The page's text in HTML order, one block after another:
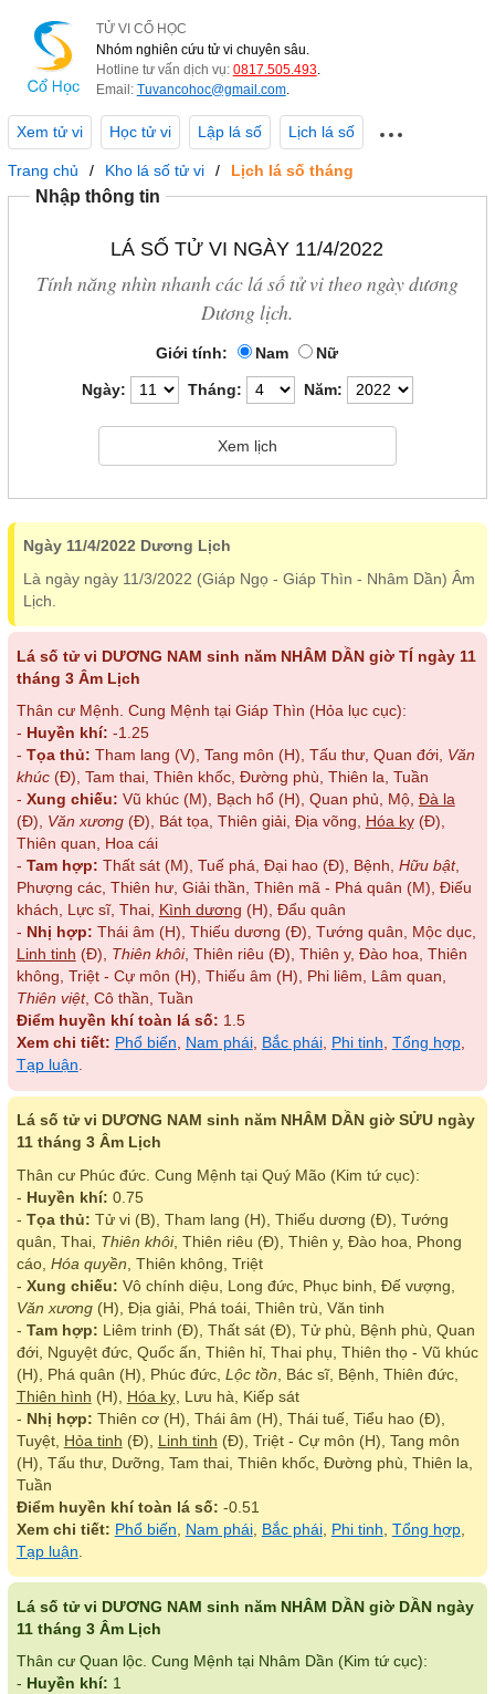
TỬ VI CỔ HỌC
Nhóm nghiên cứu tử vi chuyên sâu.
Hotline tư vấn dịch vụ: 0817.505.493.
Email: Tuvancohoc@gmail.com.
Xem tử vi Học tử vi Lập lá số Lịch lá số
Trang chủ Kho lá số tử vi Lịch lá số tháng
Nhập thông tin
LÁ SỐ TỬ VI NGÀY 11/4/2022
Tính năng nhìn nhanh các lá số tử vi theo ngày dương
Dương lịch.
Giới tính: Nam Nữ
Ngày: Tháng: Năm:
Ngày 11/4/2022 Dương Lịch
Là ngày ngày 11/3/2022 (Giáp Ngọ - Giáp Thìn - Nhâm Dần) Âm
Lịch.
Lá số tử vi DƯƠNG NAM sinh năm NHÂM DẦN giờ TÍ ngày 11
tháng 3 Âm Lịch
Thân cư Mệnh. Cung Mệnh tại Giáp Thìn (Hỏa lục cục):
- Huyền khí: -1.25
- Tọa thủ: Tham lang (V), Tang môn (H), Tấu thư, Quan đới, Văn
khúc(Đ), Tam thai, Thiên khốc, Đường phù, Thiên la, Tuần
- Xung chiếu: Vũ khúc (M), Bạch hổ (H), Quan phủ, Mộ, Đà la
(Đ), Văn xương(Đ), Bát tọa, Thiên giải, Địa võng, Hóa kỵ(Đ),
Thiên quan, Hoa cái
- Tam hợp: Thất sát (M), Tuế phá, Đại hao (Đ), Bệnh, Hữu bật,
Phượng các, Thiên hư, Giải thần, Thiên mã - Phá quân (M), Điếu
khách, Lực sĩ, Thai, Kình dương (H), Đẩu quân
- Nhị hợp: Thái âm (H), Thiếu dương (Đ), Tướng quân, Mộc dục,
Linh tinh (Đ), Thiên khôi, Thiên riêu (Đ), Thiên y, Đào hoa, Thiên
không, Triệt - Cự môn (H), Thiếu âm (H), Phi liêm, Lâm quan,
Thiên việt, Cô thần, Tuần
Điểm huyền khí toàn lá số: 1.5
Xem chi tiết: Phổ biến, Nam phái, Bắc phái, Phi tinh, Tổng hợp,
Tạp luận.
Lá số tử vi DƯƠNG NAM sinh năm NHÂM DẦN giờ SỬU ngày
11 tháng 3 Âm Lịch
Thân cư Phúc đức. Cung Mệnh tại Quý Mão (Kim tứ cục):
- Huyền khí: 0.75
- Tọa thủ: Tử vi (B), Tham lang (H), Thiếu dương (Đ), Tướng
quân, Thai, Thiên khôi, Thiên riêu (Đ), Thiên y, Đào hoa, Phong
cáo, Hóa quyền , Thiên không, Triệt
- Xung chiếu: Vô chính diệu, Long đức, Phục binh, Đế vượng,
Văn xương(H), Địa giải, Phá toái, Thiên trù, Văn tinh
- Tam hợp: Liêm trinh (Đ), Thất sát (Đ), Tử phù, Bệnh phù, Quan
đới, Nguyệt đức, Quốc ấn, Thiên hỉ, Thai phụ, Thiên thọ - Vũ khúc
(H), Phá quân (H), Phúc đức, Lộc tồn , Bác sĩ, Bệnh, Thiên đức,
Thiên hình (H), Hóa kỵ, Lưu hà, Kiếp sát
- Nhị hợp: Thiên cơ (H), Thái âm (H), Thái tuế, Tiểu hao (Đ),
Tuyệt,
Hỏa tinh (Đ), Linh tinh (Đ), Triệt - Cự môn (H), Tang môn
(H), Tấu thư, Dưỡng, Tam thai, Thiên khốc, Đường phù, Thiên la,
Tuần
Điểm huyền khí toàn lá số: -0.51
Xem chi tiết: Phổ biến Nam phái, Bắc phái, Phi tinh Tổng hợp,
Tạp luận
Lá số tử vi DƯƠNG NAM sinh năm NHÂM DẦN giờ DẦN ngày
11 tháng 3 Âm Lịch
Thân cư Quan lộc. Cung Mệnh tại Nhâm Dần (Kim tứ cục):
- Huyền khí: 1